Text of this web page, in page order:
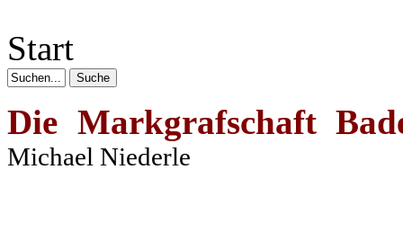
Start
Die Markgrafschaft
Michael Niederle